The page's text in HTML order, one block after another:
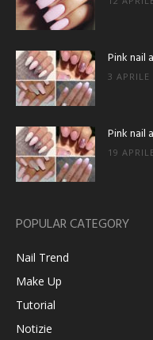
Pink nail
3 APRILE
Pink nail
19
POPULAR CATEGORY
Nail Trend
Make Up
Tutorial
Notizie